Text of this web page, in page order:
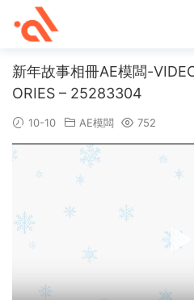
新年故事相冊AE模闆-
ORIES – 25283304
10-10 AE模闆 752